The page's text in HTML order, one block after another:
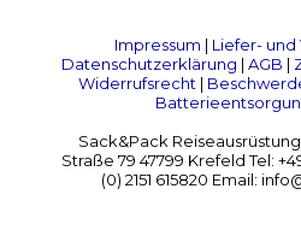
Impressum | Liefer- und
Datenschutzerklärung | AGB |
Widerrufsrecht |
Sack&Pack
Straße 79 47799 Krefeld Tel:
(0) 2151 615820 Email: